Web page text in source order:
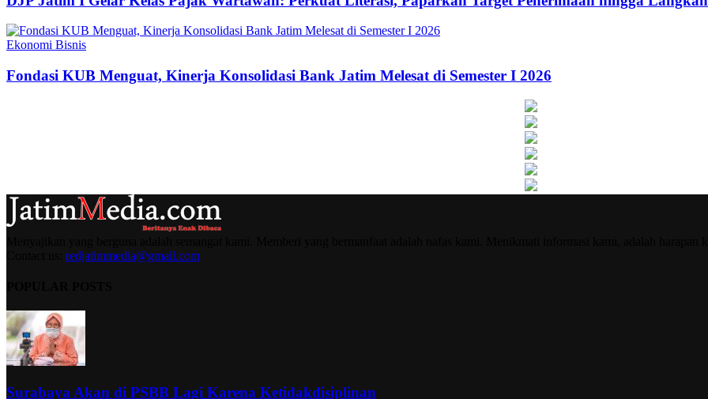
Ekonomi Bisnis
Fondasi KUB Menguat, Kinerja Konsolidasi Bank Jatim Melesat di Semester I 2026
redjatimmedia@gmail.com
Surabaya Akan di PSBB Lagi Karena Ketidakdisiplinan